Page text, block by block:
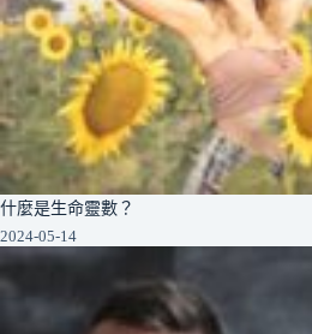
什麼是生命靈數？
2024-05-14